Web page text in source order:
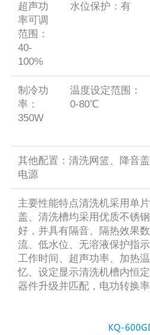
超声功
率可调
范围：
40-
100%
水位保护：有
制冷功
率：
350W
温度设定范围：
0-80℃
其他配置：清洗网篮、降音
电源
主要性能特点清洗机采用单
盖、清洗槽均采用优质不锈
好，并具有隔音、隔热效果
流、低水位、无溶液保护指
工作时间、超声功率、加热
忆、设定显示清洗机槽内恒
器件升级并匹配，电功转换